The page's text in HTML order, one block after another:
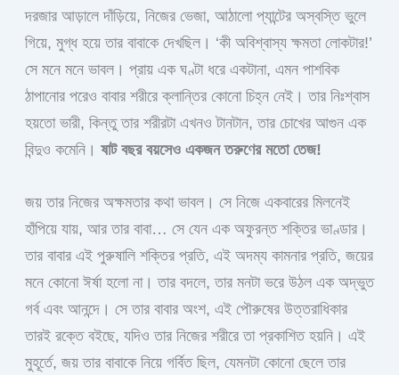
দরজার আড়ালে দাঁড়িয়ে, নিজের ভেজা, আঠালো প্যান্টের অস্বস্তি ভুলে
গিয়ে, মুগ্ধ হয়ে তার বাবাকে দেখছিল। ‘কী অবিশ্বাস্য ক্ষমতা লোকটার!’
সে মনে মনে ভাবল। প্রায় এক ঘণ্টা ধরে একটানা, এমন পাশবিক
ঠাপানোর পরেও বাবার শরীরে ক্লান্তির কোনো চিহ্ন নেই। তার নিঃশ্বাস
হয়তো ভারী, কিন্তু তার শরীরটা এখনও টানটান, তার চোখের আগুন এক
বিন্দুও কমেনি। ষাট বছর বয়সেও একজন তরুণের মতো তেজ!
জয় তার নিজের অক্ষমতার কথা ভাবল। সে নিজে একবারের মিলনেই
হাঁপিয়ে যায়, আর তার বাবা… সে যেন এক অফুরন্ত শক্তির ভাণ্ডার।
তার বাবার এই পুরুষালি শক্তির প্রতি, এই অদম্য কামনার প্রতি, জয়ের
মনে কোনো ঈর্ষা হলো না। তার বদলে, তার মনটা ভরে উঠল এক অদ্ভুত
গর্ব এবং আনন্দে। সে তার বাবার অংশ, এই পৌরুষের উত্তরাধিকার
তারই রক্তে বইছে, যদিও তার নিজের শরীরে তা প্রকাশিত হয়নি। এই
মুহূর্তে, জয় তার বাবাকে নিয়ে গর্বিত ছিল, যেমনটা কোনো ছেলে তার